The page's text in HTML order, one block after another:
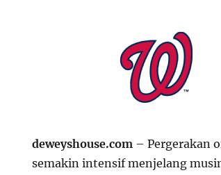
deweyshouse.com – Pergerakan
semakin intensif menjelang